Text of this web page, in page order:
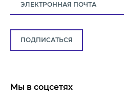
Мы в соцсетях
ПОДПИСАТЬСЯ